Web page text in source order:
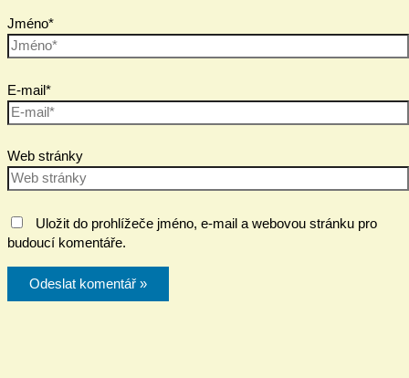
Jméno*
E-mail*
Web stránky
Uložit do prohlížeče jméno, e-mail a webovou stránku pro
budoucí komentáře.